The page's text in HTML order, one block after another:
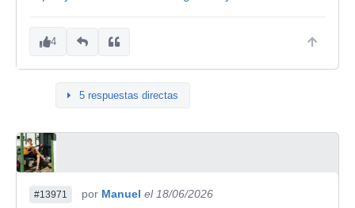
4
5 respuestas directas
#13971 por Manuel el 18/06/2026